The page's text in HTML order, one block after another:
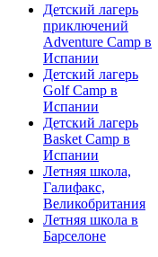
Детский лагерь
приключений
Adventure Camp в
Испании
Детский лагерь
Golf Camp в
Испании
Детский лагерь
Basket Camp в
Испании
Летняя школа,
Галифакс,
Великобритания
Летняя школа в
Барселоне